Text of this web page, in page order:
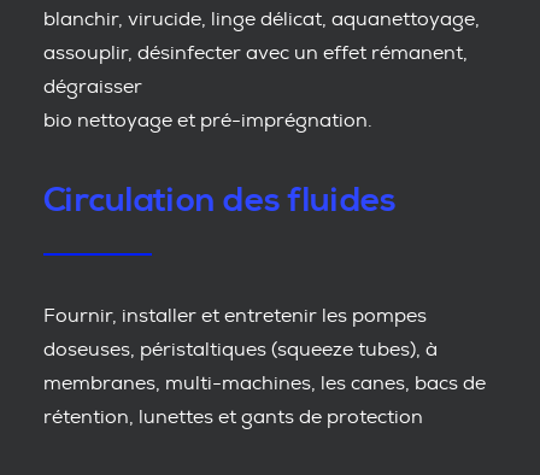
blanchir, virucide, linge délicat, aquanettoyage,
assouplir, désinfecter avec un effet rémanent,
dégraisser
bio nettoyage et pré-imprégnation.
Circulation des fluides
Fournir, installer et entretenir les pompes
doseuses, péristaltiques (squeeze tubes), à
membranes, multi-machines, les canes, bacs de
rétention, lunettes et gants de protection